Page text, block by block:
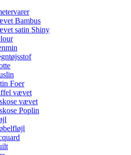
Bambus
satin Shiny
Foer
vævet
vævet
Poplin